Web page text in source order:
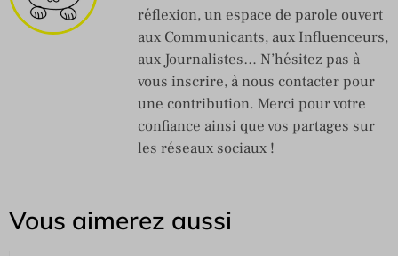
réflexion, un espace de parole ouvert
aux Communicants, aux Influenceurs,
aux Journalistes… N’hésitez pas à
vous inscrire, à nous contacter pour
une contribution. Merci pour votre
confiance ainsi que vos partages sur
les réseaux sociaux !
Vous aimerez aussi